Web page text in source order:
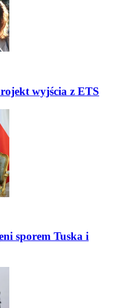
wyjścia z ETS
sporem Tuska i